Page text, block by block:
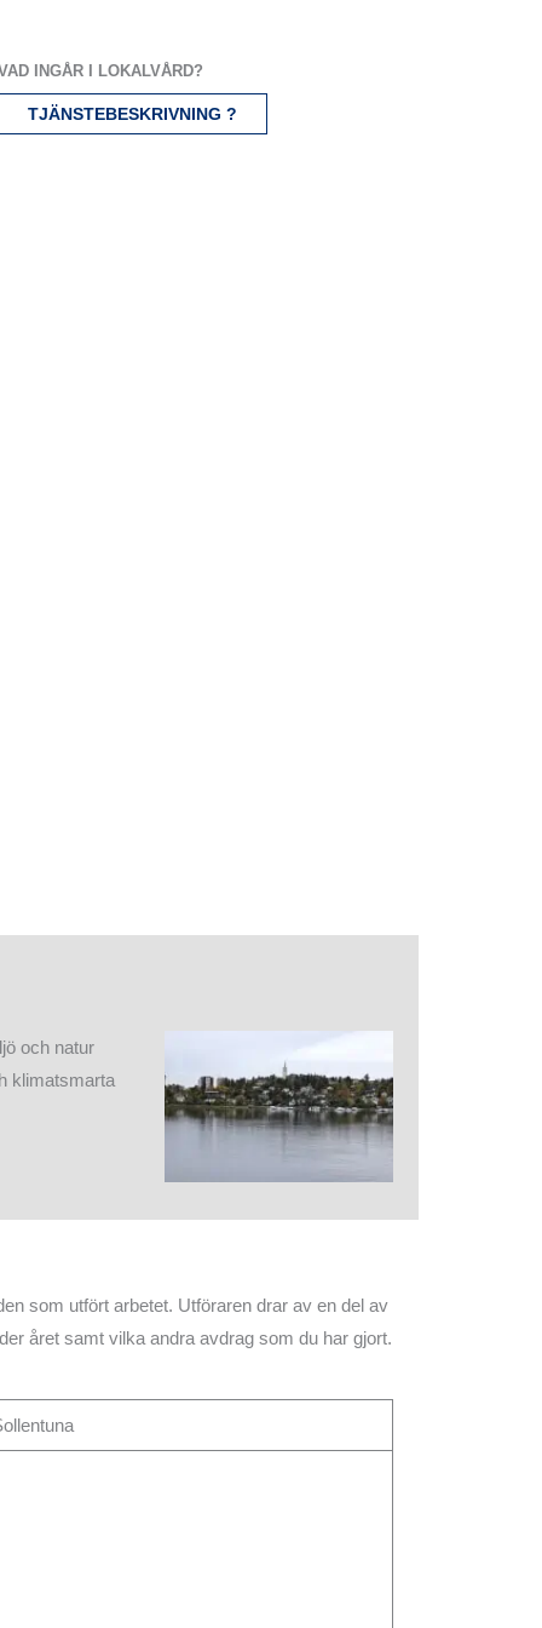
INGÅR I LOKALVÅRD?
TJÄNSTEBESKRIVNING ?
och natur
klimatsmarta
som utfört arbetet. Utföraren drar av en del av
året samt vilka andra avdrag som du har gjort.